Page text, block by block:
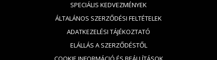
SPECIÁLIS KEDVEZMÉNYEK
ÁLTALÁNOS SZERZŐDÉSI FELTÉTELEK
ADATKEZELÉSI TÁJÉKOZTATÓ
ELÁLLÁS A SZERZŐDÉSTŐL